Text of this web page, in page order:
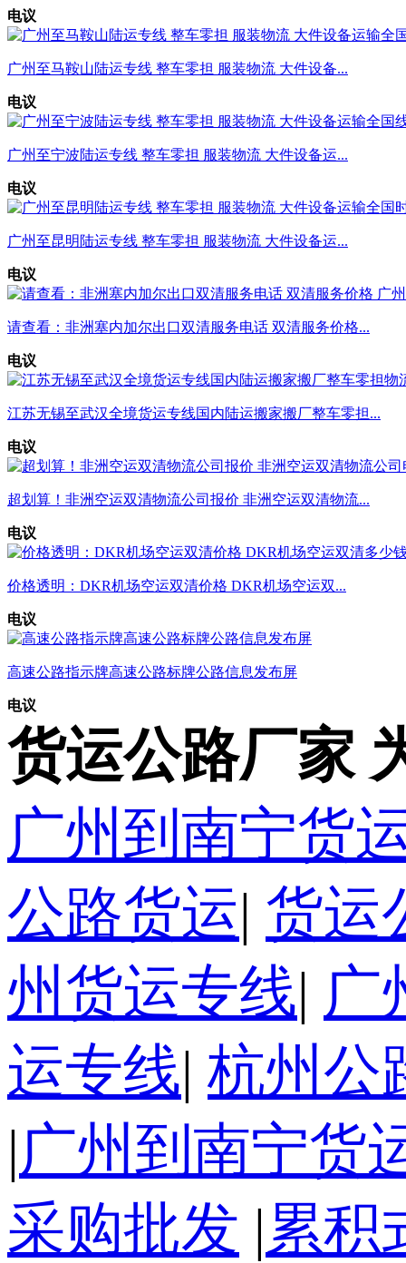
电议
广州至马鞍山陆运专线 整车零担 服装物流 大件设备...
电议
广州至宁波陆运专线 整车零担 服装物流 大件设备运...
电议
广州至昆明陆运专线 整车零担 服装物流 大件设备运...
电议
请查看：非洲塞内加尔出口双清服务电话 双清服务价格...
电议
江苏无锡至武汉全境货运专线国内陆运搬家搬厂整车零担...
电议
超划算！非洲空运双清物流公司报价 非洲空运双清物流...
电议
价格透明：DKR机场空运双清价格 DKR机场空运双...
电议
高速公路指示牌高速公路标牌公路信息发布屏
电议
货运公路厂家
广州到南宁货
公路货运| 货运
州货运专线| 广
运专线| 杭州公
|广州到南宁货
采购批发 |累积